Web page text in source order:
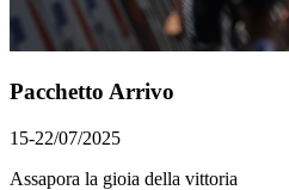
Pacchetto Arrivo
15-22/07/2025
Assapora la gioia della vittoria